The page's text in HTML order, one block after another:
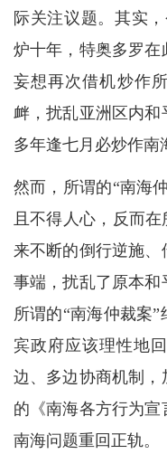
际关注议题。其实
炉十年，特奥多罗
妄想再次借机炒作
衅，扰乱亚洲区内
多年逢七月必炒作南
然而，所谓的“南海
且不得人心，反而
来不断的倒行逆施
事端，扰乱了原本和
所谓的“南海仲裁案
宾政府应该理性地
边、多边协商机制
的《南海各方行为
南海问题重回正轨。